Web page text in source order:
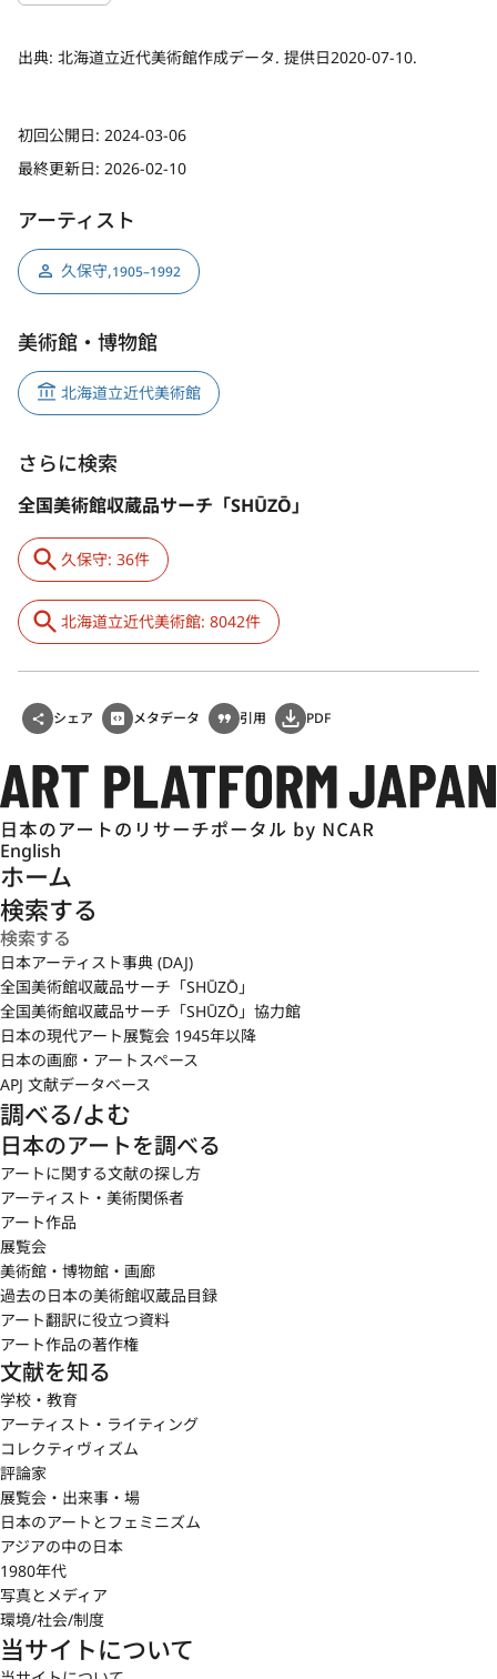
出典: 北海道立近代美術館作成データ. 提供日2020-07-10.
初回公開日: 2024-03-06
最終更新日: 2026-02-10
アーティスト
久保守,1905–1992
美術館・博物館
北海道立近代美術館
さらに検索
全国美術館収蔵品サーチ「SHŪZŌ」
久保守: 36件
北海道立近代美術館: 8042件
シェア メタデータ 引用 PDF
English
ホーム
検索する
日本アーティスト事典 (DAJ)
全国美術館収蔵品サーチ「SHŪZŌ」
全国美術館収蔵品サーチ「SHŪZŌ」協力館
日本の現代アート展覧会 1945年以降
日本の画廊・アートスペース
APJ 文献データベース
調べる/よむ
日本のアートを調べる
アートに関する文献の探し方
アーティスト・美術関係者
アート作品
展覧会
美術館・博物館・画廊
過去の日本の美術館収蔵品目録
アート翻訳に役立つ資料
アート作品の著作権
文献を知る
学校・教育
アーティスト・ライティング
コレクティヴィズム
評論家
展覧会・出来事・場
日本のアートとフェミニズム
アジアの中の日本
1980年代
写真とメディア
環境/社会/制度
当サイトについて